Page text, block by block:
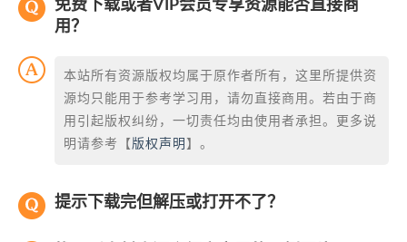
免费下载或者VIP会员专享资源能否直接商
用？
本站所有资源版权均属于原作者所有，这里所提供资
源均只能用于参考学习用，请勿直接商用。若由于商
用引起版权纠纷，一切责任均由使用者承担。更多说
明请参考【 版权声明 】。
提示下载完但解压或打开不了？